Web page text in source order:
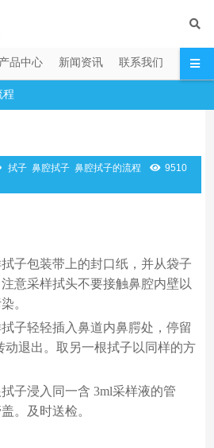
产品中心 新闻资讯 联系我们
程
拭子 鼻腔拭子 鼻腔拭子的流程
9510
子包装带上的封口纸，并从袋子
意采样拭头不要接触鼻腔内壁以
。
子轻轻插入鼻道内鼻腭处，停留
动退出。取另一根拭子以同样的方
拭子浸入同一含 3ml采样液的管
。及时送检。